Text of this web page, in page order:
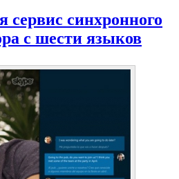
сервис синхронного
с шести языков